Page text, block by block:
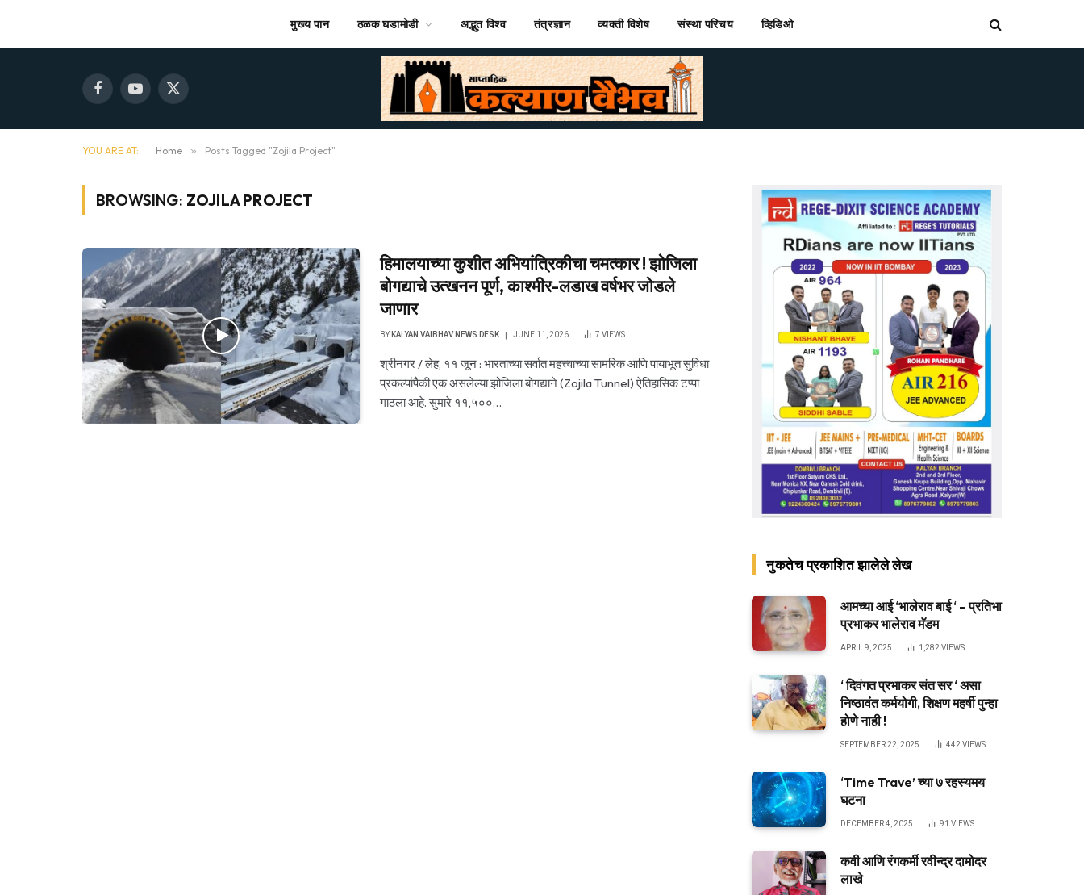
मुख्य पान ठळक घडामोडी अद्भुत विश्व तंत्रज्ञान व्यक्ती विशेष संस्था परिचय व्हिडिओ
FacebookYouTube
X
YOU ARE AT: Home » Posts Tagged "Zojila Project"
BROWSING: ZOJILA PROJECT
हिमालयाच्या कुशीत अभियांत्रिकीचा चमत्कार ! झोजिला
बोगद्याचे उत्खनन पूर्ण, काश्मीर-लडाख वर्षभर जोडले
जाणार
BY KALYAN VAIBHAV NEWS DESK JUNE 11, 2026 7VIEWS
श्रीनगर / लेह, ११ जून : भारताच्या सर्वात महत्त्वाच्या सामरिक आणि पायाभूत सुविधा
प्रकल्पांपैकी एक असलेल्या झोजिला बोगद्याने (Zojila Tunnel) ऐतिहासिक टप्पा
गाठला आहे. सुमारे ११,५००…
नुकतेच प्रकाशित झालेले लेख
आमच्या आई ‘भालेराव बाई ‘ – प्रतिभा
प्रभाकर भालेराव मॅडम
APRIL 9, 2025 1,282 VIEWS
‘ दिवंगत प्रभाकर संत सर ‘ असा
निष्ठावंत कर्मयोगी, शिक्षण महर्षी पुन्हा
होणे नाही !
SEPTEMBER 22, 2025 442 VIEWS
‘Time Trave’ च्या ७ रहस्यमय
घटना
DECEMBER 4, 2025 91 VIEWS
कवी आणि रंगकर्मी रवीन्द्र दामोदर
लाखे